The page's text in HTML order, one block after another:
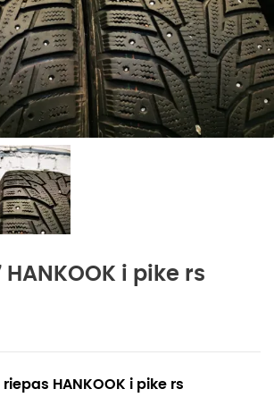
HANKOOK i pike rs
HANKOOK i pike rs